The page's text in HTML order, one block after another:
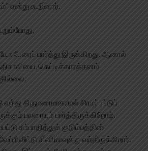
என்று கூறினார்.
பேரைப் பார்த்து இருக்கிறது. ஆனால்
கெட்டிக்காரத்தனம்
திருமணமாகாமல் சிரமப்பட்டுப்
பலரையும் பார்த்திருக்கிறோம்.
சம்பாதித்துக் குடும்பத்தின்
சினிமாவுக்கு வந்திருக்கிறார்.